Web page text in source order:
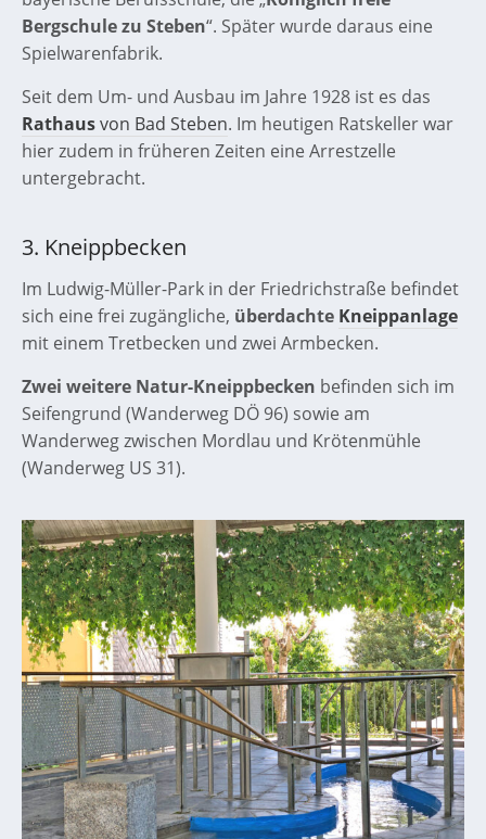
Bergschule zu Steben“. Später wurde daraus eine
Spielwarenfabrik.
Seit dem Um- und Ausbau im Jahre 1928 ist es das
Rathausvon Bad Steben. Im heutigen Ratskeller war
hier zudem in früheren Zeiten eine Arrestzelle
untergebracht.
3. Kneippbecken
Im Ludwig-Müller-Park in der Friedrichstraße befindet
sich eine frei zugängliche, überdachte Kneippanlage
mit einem Tretbecken und zwei Armbecken.
Zwei weitere Natur-Kneippbecken befinden sich im
Seifengrund (Wanderweg DÖ 96) sowie am
Wanderweg zwischen Mordlau und Krötenmühle
(Wanderweg US 31).